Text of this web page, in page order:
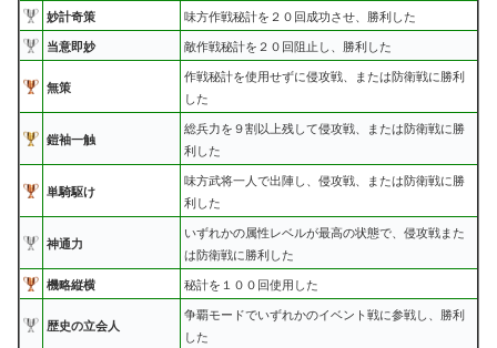
妙計奇策
味方作戦秘計を２０回成功させ、勝利した
当意即妙
敵作戦秘計を２０回阻止し、勝利した
無策
作戦秘計を使用せずに侵攻戦、または防衛戦に勝利
した
鎧袖一触
総兵力を９割以上残して侵攻戦、または防衛戦に勝
利した
単騎駆け
味方武将一人で出陣し、侵攻戦、または防衛戦に勝
利した
神通力
いずれかの属性レベルが最高の状態で、侵攻戦また
は防衛戦に勝利した
機略縦横
秘計を１００回使用した
歴史の立会人
争覇モードでいずれかのイベント戦に参戦し、勝利
した